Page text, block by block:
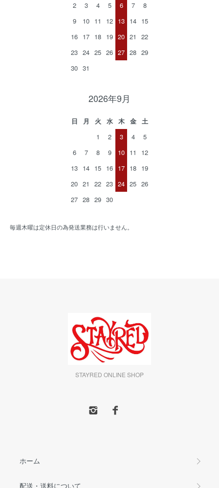
2
3 4 5 6 7
8
9
10 11 12 13 14 15
16 17 18 19 20 21
22
23 24 25 26 27 28 29
30 31
2026年9月
日 月 火 水 木 金
土
1
2 3 4
5
6
7 8 9 10 11
12
13 14 15 16 17 18 19
20 21 22 23 24 25 26
27 28 29 30
毎週木曜は定休日の為発送業務は行いません。
STAYRED ONLINE SHOP
ホーム
配送・送料について